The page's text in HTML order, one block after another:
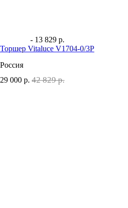
- 13 829 р.
Торшер Vitaluce V1704-0/3P
Россия
29 000 р. 42 829 р.